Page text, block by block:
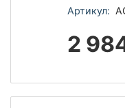
Артикул:
2